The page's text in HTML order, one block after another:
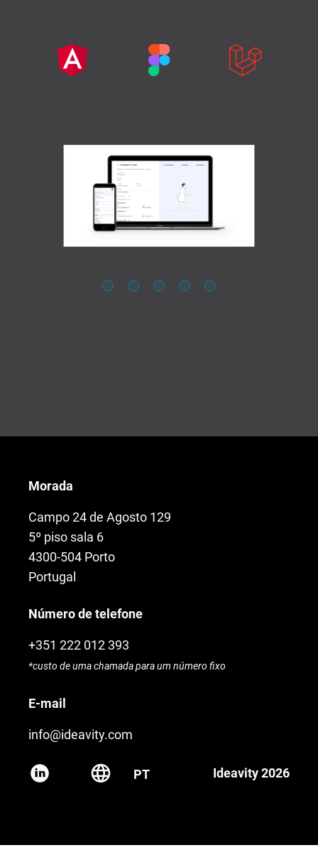
Morada
Campo 24 de Agosto 129
5º piso sala 6
4300-504 Porto
Portugal
Número de telefone
+351 222 012 393
*custo de uma chamada para um número fixo
E-mail
info@ideavity.com
PT Ideavity 2026